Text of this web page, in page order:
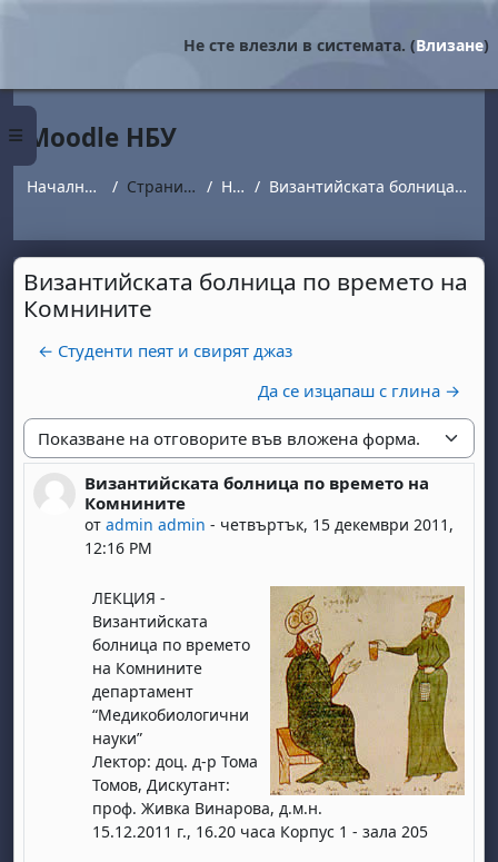
Страничен панел
Не сте влезли в системата. (Влизане)
Moodle НБУ
Начална страница Страници от сайта Новини Византийската болница по времето на Комнините
Византийската болница по времето на
Комнините
← Студенти пеят и свирят джаз
Да се изцапаш с глина →
Начин на показване
Византийската болница по времето на
Комнините
от admin admin - четвъртък, 15 декември 2011,
12:16 PM
Number of replies: 0
ЛЕКЦИЯ -
Византийската
болница по времето
на Комнините
департамент
“Медикобиологични
науки”
Лектор: доц. д-р Тома
Томов, Дискутант:
проф. Живка Винарова, д.м.н.
15.12.2011 г., 16.20 часа Корпус 1 - зала 205